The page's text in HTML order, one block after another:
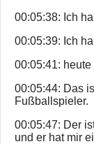
00:05:38: Ich
00:05:39: Ich
00:05:41:
00:05:44: Das
Fußballspieler.
00:05:47: Der
und er hat mir